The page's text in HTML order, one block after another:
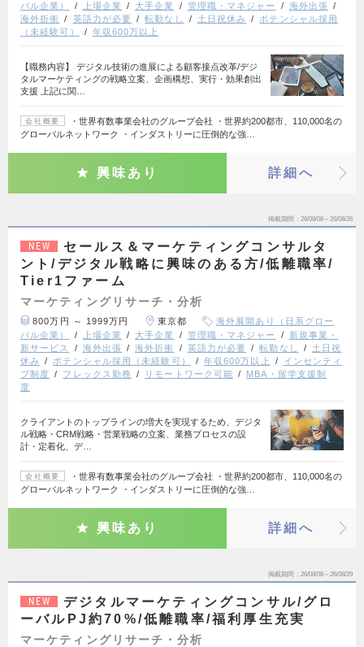
バル企業）
上場企業 大手企業 管理職・マネジャー
海外出張
海外折衝
英語力が必要 転勤なし 土日祝休み
ポテンシャル採用
（未経験可）
年収600万以上
【職務内容】 デジタル技術の進展による顧客接点改革/デジ
タルマーケティングの戦略立案、企画構想、実行・効果創出
支援 上記に関…
会社概要
・世界有数事業会社のグループ会社 ・世界約200都市、110,000名の
グローバルネットワーク ・インダストリーに圧倒的な強…
興味あり 詳細へ
掲載期間 26/08/08～26/08/26
NEW
セールス＆マーケティングコンサルタ
ント/デジタル戦略に興味のある方/低離職率/
Tier1ファーム
マーケティングリサーチ・分析
800万円 ～ 1999万円 東京都
海外展開あり（日系グロー
バル企業）
上場企業 大手企業 管理職・マネジャー
新規事業・
新サービス
海外出張 海外折衝 英語力が必要 転勤なし
土日祝
休み
ポテンシャル採用（未経験可） 年収600万以上
インセンティ
ブ制度
フレックス勤務 リモートワーク可能
MBA・留学支援制
度
クライアントのトップラインの増大を実現するため、デジタ
ル戦略・CRM戦略・営業戦略の立案、業務プロセスの設
計・定着化、デ…
会社概要
・世界有数事業会社のグループ会社 ・世界約200都市、110,000名の
グローバルネットワーク ・インダストリーに圧倒的な強…
興味あり 詳細へ
掲載期間 26/08/08～26/08/29
NEW
デジタルマーケティングコンサル/グロ
ーバルPJ約70%/低離職率/福利厚生充実
マーケティングリサーチ・分析